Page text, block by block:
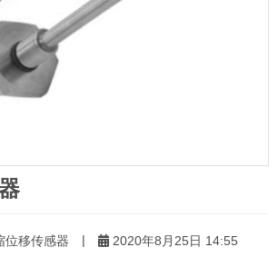
位移传感器 |
2020年8月25日 14:55